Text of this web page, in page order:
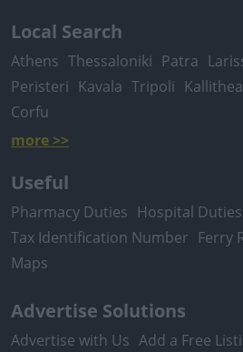
Local Search
Athens Thessaloniki Patra
Peristeri Kavala Tripoli Kallithea
Corfu
more >>
Useful
Pharmacy Duties Hospital Duties
Tax Identification Number Ferry
Maps
Advertise Solutions
Advertise with Us Add a Free